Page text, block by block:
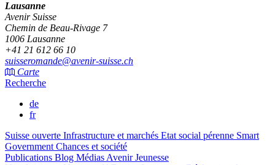
Lausanne
Avenir Suisse
Chemin de Beau-Rivage 7
1006 Lausanne
+41 21 612 66 10
suisseromande@avenir-suisse.ch
Carte
Recherche
de
fr
Suisse ouverte Infrastructure et marchés Etat social pérenne Smart
Government Chances et société
Publications Blog Médias Avenir Jeunesse